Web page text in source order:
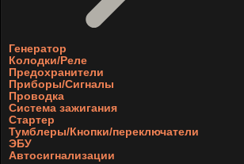
Генератор
Колодки/Реле
Предохранители
Приборы/Сигналы
Проводка
Система зажигания
Стартер
Тумблеры/Кнопки/переключатели
ЭБУ
Автосигнализации